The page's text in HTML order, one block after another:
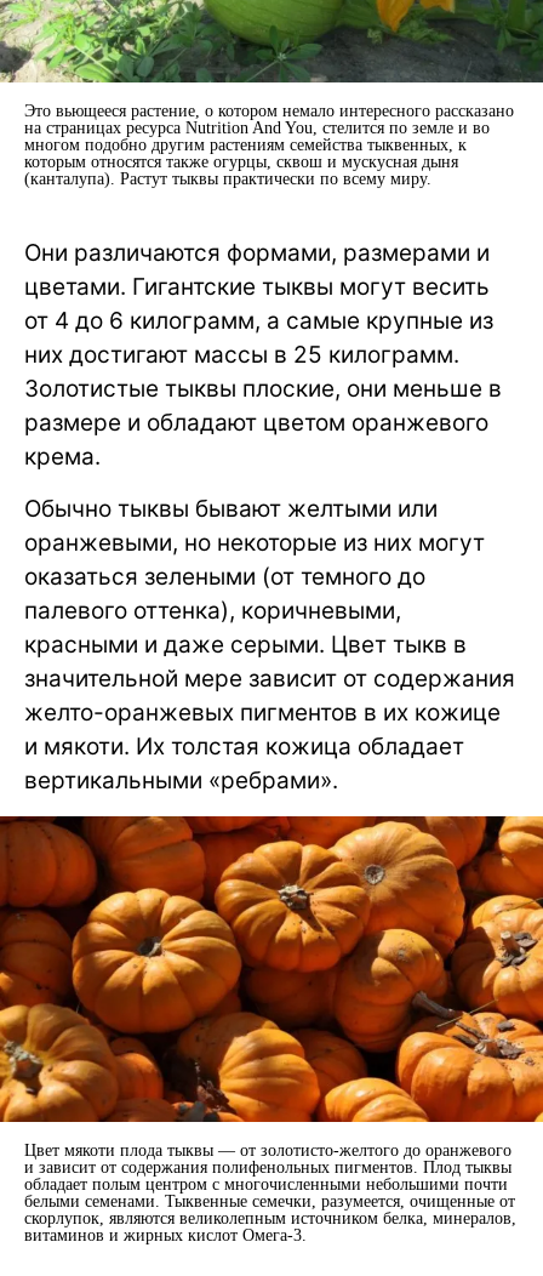
Это вьющееся растение, о котором немало интересного рассказано
на страницах ресурса Nutrition And You, стелится по земле и во
многом подобно другим растениям семейства тыквенных, к
которым относятся также огурцы, сквош и мускусная дыня
(канталупа). Растут тыквы практически по всему миру.
Они различаются формами, размерами и
цветами. Гигантские тыквы могут весить
от 4 до 6 килограмм, а самые крупные из
них достигают массы в 25 килограмм.
Золотистые тыквы плоские, они меньше в
размере и обладают цветом оранжевого
крема.
Обычно тыквы бывают желтыми или
оранжевыми, но некоторые из них могут
оказаться зелеными (от темного до
палевого оттенка), коричневыми,
красными и даже серыми. Цвет тыкв в
значительной мере зависит от содержания
желто-оранжевых пигментов в их кожице
и мякоти. Их толстая кожица обладает
вертикальными «ребрами».
Цвет мякоти плода тыквы — от золотисто-желтого до оранжевого
и зависит от содержания полифенольных пигментов. Плод тыквы
обладает полым центром с многочисленными небольшими почти
белыми семенами. Тыквенные семечки, разумеется, очищенные от
скорлупок, являются великолепным источником белка, минералов,
витаминов и жирных кислот Омега-3.